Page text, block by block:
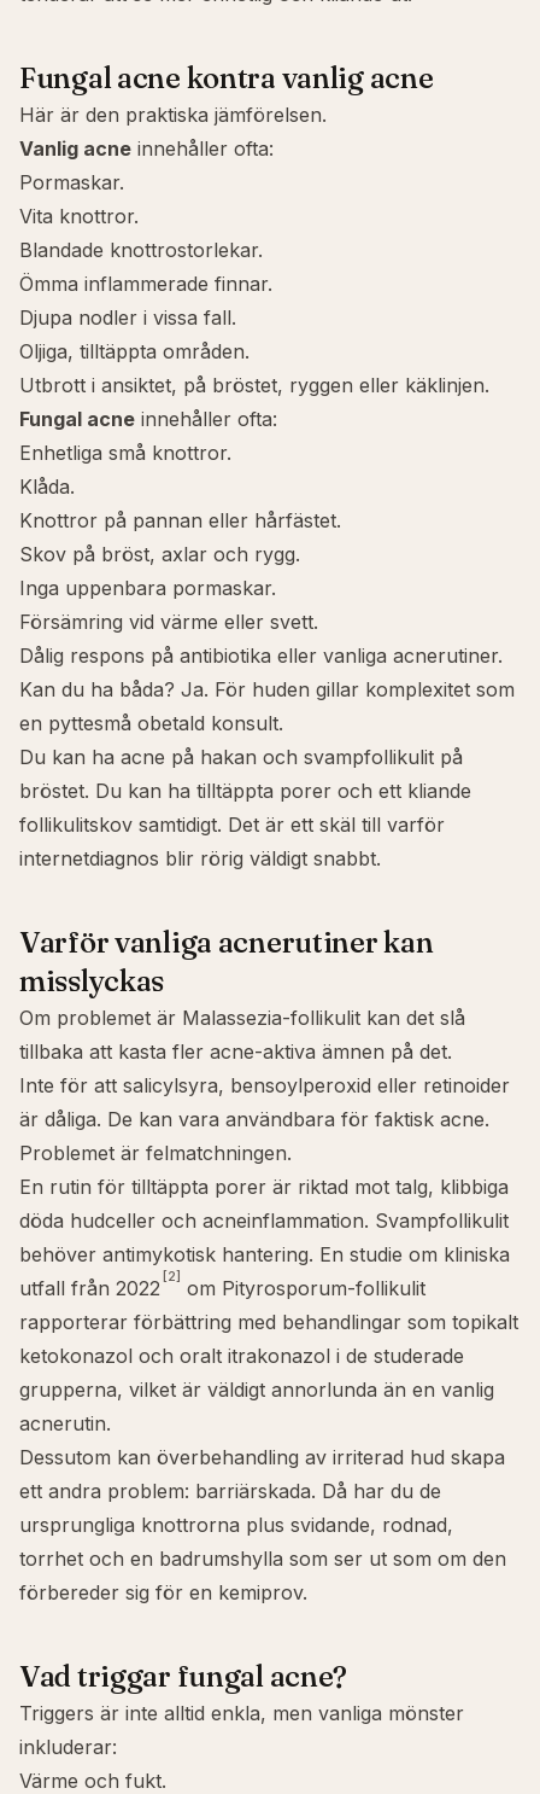
Fungal acne kontra vanlig acne
Här är den praktiska jämförelsen.
Vanlig acne innehåller ofta:
Pormaskar.
Vita knottror.
Blandade knottrostorlekar.
Ömma inflammerade finnar.
Djupa nodler i vissa fall.
Oljiga, tilltäppta områden.
Utbrott i ansiktet, på bröstet, ryggen eller käklinjen.
Fungal acne innehåller ofta:
Enhetliga små knottror.
Klåda.
Knottror på pannan eller hårfästet.
Skov på bröst, axlar och rygg.
Inga uppenbara pormaskar.
Försämring vid värme eller svett.
Dålig respons på antibiotika eller vanliga acnerutiner.
Kan du ha båda? Ja. För huden gillar komplexitet som
en pyttesmå obetald konsult.
Du kan ha acne på hakan och svampfollikulit på
bröstet. Du kan ha tilltäppta porer och ett kliande
follikulitskov samtidigt. Det är ett skäl till varför
internetdiagnos blir rörig väldigt snabbt.
Varför vanliga acnerutiner kan
misslyckas
Om problemet är Malassezia-follikulit kan det slå
tillbaka att kasta fler acne-aktiva ämnen på det.
Inte för att salicylsyra, bensoylperoxid eller retinoider
är dåliga. De kan vara användbara för faktisk acne.
Problemet är felmatchningen.
En rutin för tilltäppta porer är riktad mot talg, klibbiga
döda hudceller och acneinflammation. Svampfollikulit
behöver antimykotisk hantering. En studie om kliniska
utfall från 2022 [2] om Pityrosporum-follikulit
rapporterar förbättring med behandlingar som topikalt
ketokonazol och oralt itrakonazol i de studerade
grupperna, vilket är väldigt annorlunda än en vanlig
acnerutin.
Dessutom kan överbehandling av irriterad hud skapa
ett andra problem: barriärskada. Då har du de
ursprungliga knottrorna plus svidande, rodnad,
torrhet och en badrumshylla som ser ut som om den
förbereder sig för en kemiprov.
Vad triggar fungal acne?
Triggers är inte alltid enkla, men vanliga mönster
inkluderar:
Värme och fukt.